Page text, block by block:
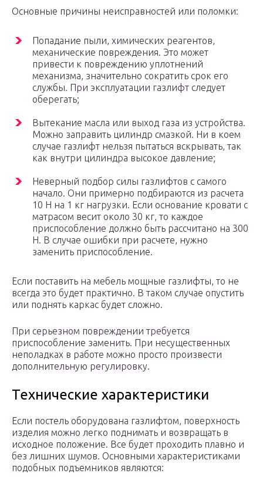
Основные причины неисправностей или поломки:
Попадание пыли, химических реагентов,
механические повреждения. Это может
привести к повреждению уплотнений
механизма, значительно сократить срок его
службы. При эксплуатации газлифт следует
оберегать;
Вытекание масла или выход газа из устройства.
Можно заправить цилиндр смазкой. Ни в коем
случае газлифт нельзя пытаться вскрывать, так
как внутри цилиндра высокое давление;
Неверный подбор силы газлифтов с самого
начало. Они примерно подбираются из расчета
10 Н на 1 кг нагрузки. Если основание кровати с
матрасом весит около 30 кг, то каждое
приспособление должно быть рассчитано на 300
Н. В случае ошибки при расчете, нужно
заменить приспособление.
Если поставить на мебель мощные газлифты, то не
всегда это будет практично. В таком случае опустить
или поднять каркас будет сложно.
При серьезном повреждении требуется
приспособление заменить. При несущественных
неполадках в работе можно просто произвести
дополнительную регулировку.
Технические характеристики
Если постель оборудована газлифтом, поверхность
изделия можно легко поднимать и возвращать в
исходное положение. Все будет проходить плавно и
без лишних шумов. Основными характеристиками
подобных подъемников являются: